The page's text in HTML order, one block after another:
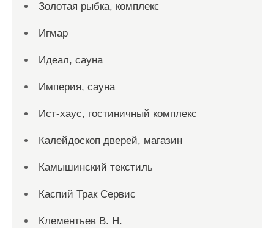
Золотая рыбка, комплекс
Игмар
Идеал, сауна
Империя, сауна
Ист-хаус, гостиничный комплекс
Калейдоскоп дверей, магазин
Камышинский текстиль
Каспий Трак Сервис
Клементьев В. Н.